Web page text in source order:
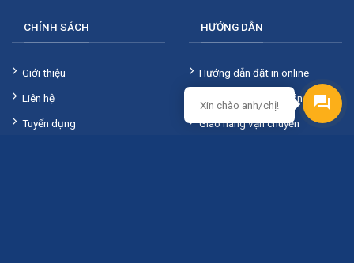
CHÍNH SÁCH
Giới thiệu
Liên hệ
Tuyển dụng
HƯỚNG DẪN
Hướng dẫn đặt in online
Hướng dẫn thanh toán
Giao hàng vận chuyển
Xin chào anh/chị!